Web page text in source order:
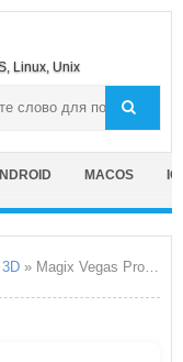
Linux, Unix
MACOS
» Magix Vegas Pro + Deep Learning Model